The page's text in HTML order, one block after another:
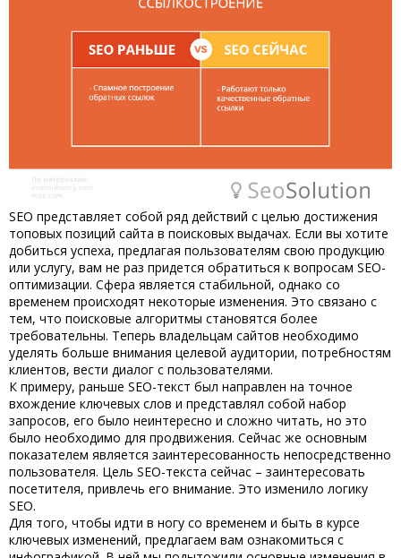
SEO представляет собой ряд действий с целью достижения
топовых позиций сайта в поисковых выдачах. Если вы хотите
добиться успеха, предлагая пользователям свою продукцию
или услугу, вам не раз придется обратиться к вопросам SEO-
оптимизации. Сфера является стабильной, однако со
временем происходят некоторые изменения. Это связано с
тем, что поисковые алгоритмы становятся более
требовательны. Теперь владельцам сайтов необходимо
уделять больше внимания целевой аудитории, потребностям
клиентов, вести диалог с пользователями.
К примеру, раньше SEO-текст был направлен на точное
вхождение ключевых слов и представлял собой набор
запросов, его было неинтересно и сложно читать, но это
было необходимо для продвижения. Сейчас же основным
показателем является заинтересованность непосредственно
пользователя. Цель SEO-текста сейчас – заинтересовать
посетителя, привлечь его внимание. Это изменило логику
SEO.
Для того, чтобы идти в ногу со временем и быть в курсе
ключевых изменений, предлагаем вам ознакомиться с